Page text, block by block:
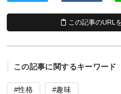
この記事のURL
この記事に関するキーワード
性格 趣味